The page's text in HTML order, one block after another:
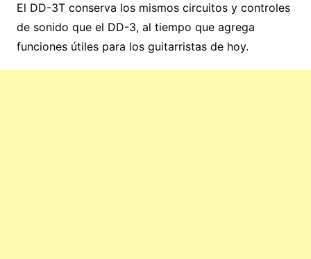
El DD-3T conserva los mismos circuitos y controles
de sonido que el DD-3, al tiempo que agrega
funciones útiles para los guitarristas de hoy.